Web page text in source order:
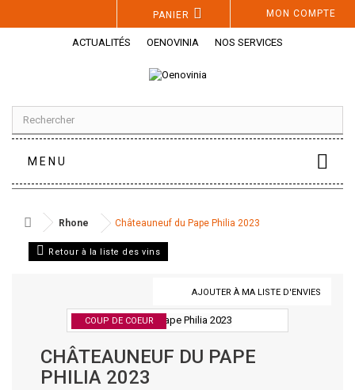
MON COMPTE
PANIER
ACTUALITÉS OENOVINIA NOS SERVICES
MENU
Rhone Châteauneuf du Pape Philia 2023
AJOUTER À MA LISTE D'ENVIES
Retour à la liste des vins
COUP DE COEUR
CHÂTEAUNEUF DU PAPE
PHILIA 2023